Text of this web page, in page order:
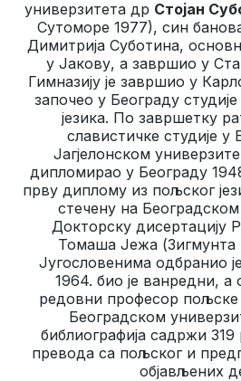
универзитета др Стојан
Сутоморе 1977), син
Димитрија Суботина,
у Јакову, а завршио у
Гимназију је завршио у
започео у Београду
језика. По завршетку
славистичке студије у
Јагјелонском
дипломирао у Београду
прву диплому из пољског
стечену на
Докторску дисертацију
Томаша Јежа (Зигмунта
Југословенима одбранио
1964. био је ванредни, а
редовни професор
Београдском
библиографија садржи
превода са пољског и
објављених